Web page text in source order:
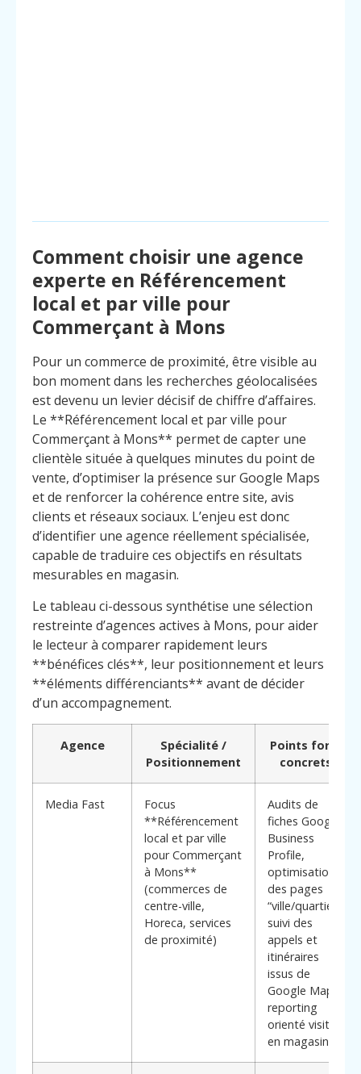
Comment choisir une agence
experte en Référencement
local et par ville pour
Commerçant à Mons
Pour un commerce de proximité, être visible au
bon moment dans les recherches géolocalisées
est devenu un levier décisif de chiffre d’affaires.
Le **Référencement local et par ville pour
Commerçant à Mons** permet de capter une
clientèle située à quelques minutes du point de
vente, d’optimiser la présence sur Google Maps
et de renforcer la cohérence entre site, avis
clients et réseaux sociaux. L’enjeu est donc
d’identifier une agence réellement spécialisée,
capable de traduire ces objectifs en résultats
mesurables en magasin.
Le tableau ci-dessous synthétise une sélection
restreinte d’agences actives à Mons, pour aider
le lecteur à comparer rapidement leurs
**bénéfices clés**, leur positionnement et leurs
**éléments différenciants** avant de décider
d’un accompagnement.
Agence
Spécialité /
Positionnement
Points forts
concrets
Media Fast
Focus
**Référencement
local et par ville
pour Commerçant
à Mons**
(commerces de
centre-ville,
Horeca, services
de proximité)
Audits de
fiches Google
Business
Profile,
optimisation
des pages
“ville/quartier”,
suivi des
appels et
itinéraires
issus de
Google Maps,
reporting
orienté visites
en magasin